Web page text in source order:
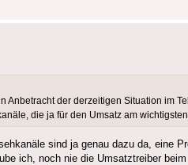
Anbetracht der derzeitigen Situation im
die ja für den Umsatz am
sind ja genau dazu da, eine
ich, noch nie die Umsatztreiber